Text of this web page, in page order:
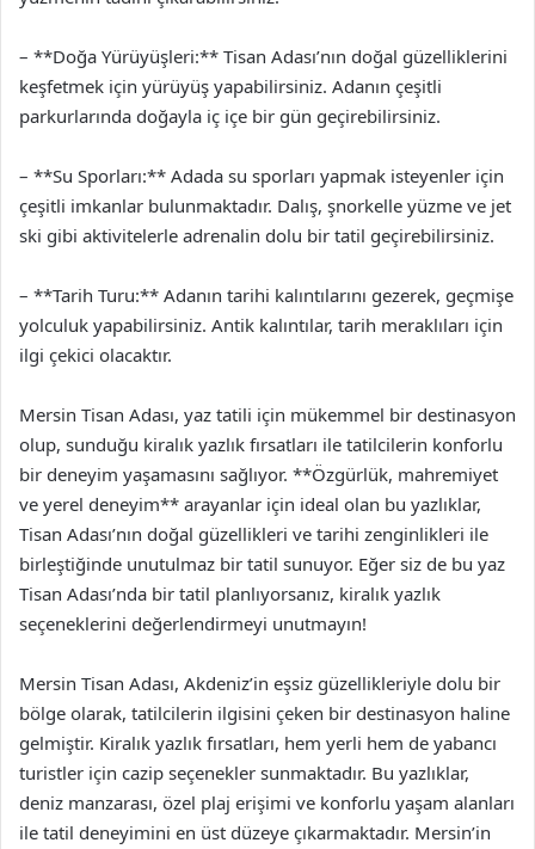
– **Doğa Yürüyüşleri:** Tisan Adası’nın doğal güzelliklerini
keşfetmek için yürüyüş yapabilirsiniz. Adanın çeşitli
parkurlarında doğayla iç içe bir gün geçirebilirsiniz.
– **Su Sporları:** Adada su sporları yapmak isteyenler için
çeşitli imkanlar bulunmaktadır. Dalış, şnorkelle yüzme ve jet
ski gibi aktivitelerle adrenalin dolu bir tatil geçirebilirsiniz.
– **Tarih Turu:** Adanın tarihi kalıntılarını gezerek, geçmişe
yolculuk yapabilirsiniz. Antik kalıntılar, tarih meraklıları için
ilgi çekici olacaktır.
Mersin Tisan Adası, yaz tatili için mükemmel bir destinasyon
olup, sunduğu kiralık yazlık fırsatları ile tatilcilerin konforlu
bir deneyim yaşamasını sağlıyor. **Özgürlük, mahremiyet
ve yerel deneyim** arayanlar için ideal olan bu yazlıklar,
Tisan Adası’nın doğal güzellikleri ve tarihi zenginlikleri ile
birleştiğinde unutulmaz bir tatil sunuyor. Eğer siz de bu yaz
Tisan Adası’nda bir tatil planlıyorsanız, kiralık yazlık
seçeneklerini değerlendirmeyi unutmayın!
Mersin Tisan Adası, Akdeniz’in eşsiz güzellikleriyle dolu bir
bölge olarak, tatilcilerin ilgisini çeken bir destinasyon haline
gelmiştir. Kiralık yazlık fırsatları, hem yerli hem de yabancı
turistler için cazip seçenekler sunmaktadır. Bu yazlıklar,
deniz manzarası, özel plaj erişimi ve konforlu yaşam alanları
ile tatil deneyimini en üst düzeye çıkarmaktadır. Mersin’in